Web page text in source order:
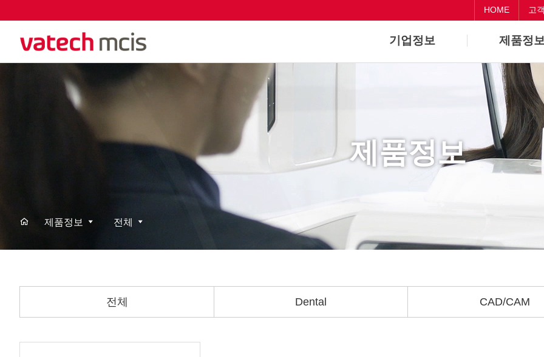
HOME 고
기업정보 제품정보
Dental
CAD/CAM
Medical
제품정보
제품정보 전체
전체 Dental CAD/CAM